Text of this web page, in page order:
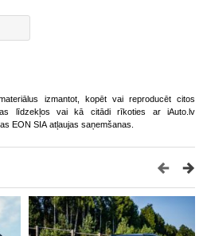
izmantot, kopēt vai reproducēt citos
līdzekļos vai kā citādi rīkoties ar iAuto.lv
EON SIA atļaujas saņemšanas.